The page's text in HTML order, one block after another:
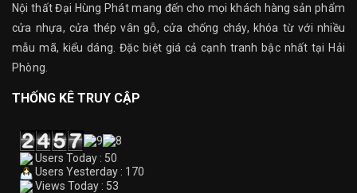
Nội thất Đại Hùng Phát mang đến cho mọi khách hàng sản phẩm
cửa nhựa, cửa thép vân gỗ, cửa chống cháy, khóa từ với nhiều
mẫu mã, kiểu dáng. Đặc biệt giá cả cạnh tranh bậc nhất tại Hải
Phòng.
THỐNG KÊ TRUY CẬP
Users Today : 50
Users Yesterday : 170
Views Today : 53